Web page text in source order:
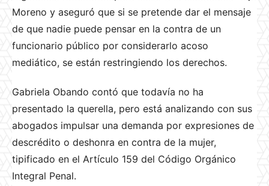
Moreno y aseguró que si se pretende dar el mensaje
de que nadie puede pensar en la contra de un
funcionario público por considerarlo acoso
mediático, se están restringiendo los derechos.
Gabriela Obando contó que todavía no ha
presentado la querella, pero está analizando con sus
abogados impulsar una demanda por expresiones de
descrédito o deshonra en contra de la mujer,
tipificado en el Artículo 159 del Código Orgánico
Integral Penal.